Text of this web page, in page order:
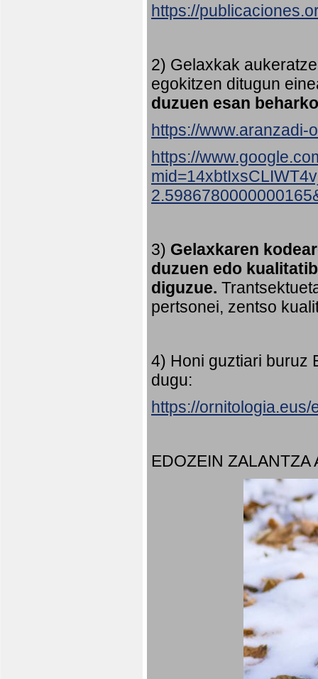
https://
2) Gelaxkak
egokitzen ditugun
duzuen esan
https://www.aranzadi-
https://
3) Gelaxkaren
duzuen edo
diguzue.
pertsonei, zentso
4) Honi guztiari buruz
dugu:
https://
EDOZEIN ZALANTZA